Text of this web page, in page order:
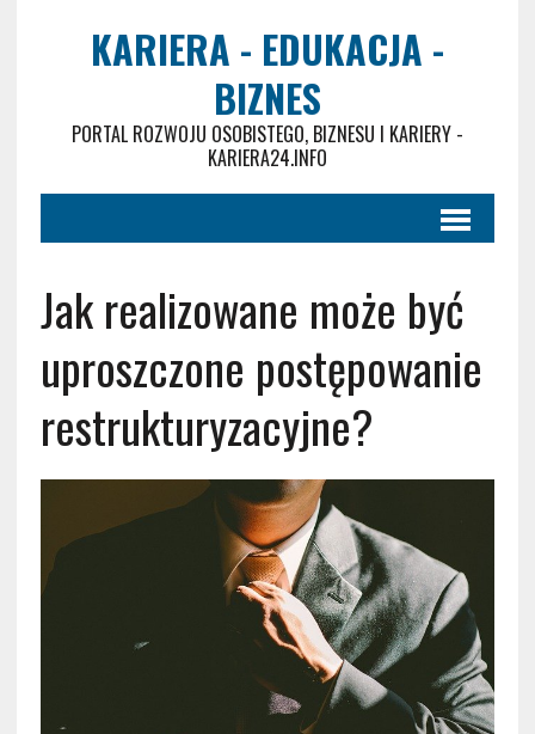
KARIERA - EDUKACJA -
BIZNES
PORTAL ROZWOJU OSOBISTEGO, BIZNESU I KARIERY -
KARIERA24.INFO
Jak realizowane może być
uproszczone postępowanie
restrukturyzacyjne?